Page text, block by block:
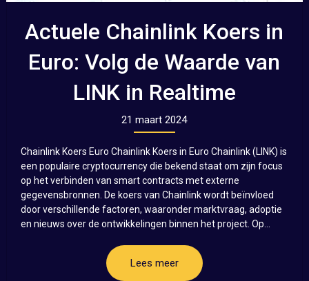
Actuele Chainlink Koers in
Euro: Volg de Waarde van
LINK in Realtime
21 maart 2024
Chainlink Koers Euro Chainlink Koers in Euro Chainlink (LINK) is
een populaire cryptocurrency die bekend staat om zijn focus
op het verbinden van smart contracts met externe
gegevensbronnen. De koers van Chainlink wordt beïnvloed
door verschillende factoren, waaronder marktvraag, adoptie
en nieuws over de ontwikkelingen binnen het project. Op...
Lees meer